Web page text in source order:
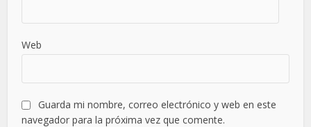
Web
Guarda mi nombre, correo electrónico y web en este
navegador para la próxima vez que comente.